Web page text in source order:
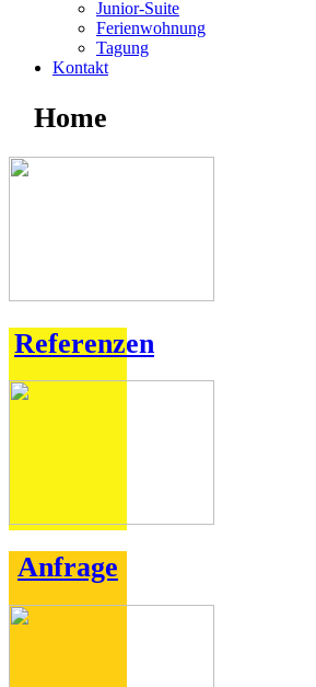
Junior-Suite
Ferienwohnung
Tagung
Kontakt
Home
Referenzen
Anfrage